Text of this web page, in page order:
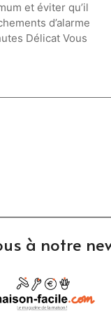
et éviter qu’il
d’alarme
Délicat Vous
à notre